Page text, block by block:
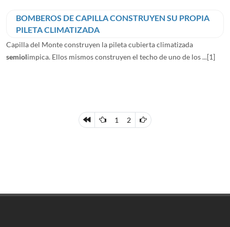
BOMBEROS DE CAPILLA CONSTRUYEN SU PROPIA
PILETA CLIMATIZADA
Capilla del Monte construyen la pileta cubierta climatizada
semiolimpica. Ellos mismos construyen el techo de uno de los ...[1]
1 2